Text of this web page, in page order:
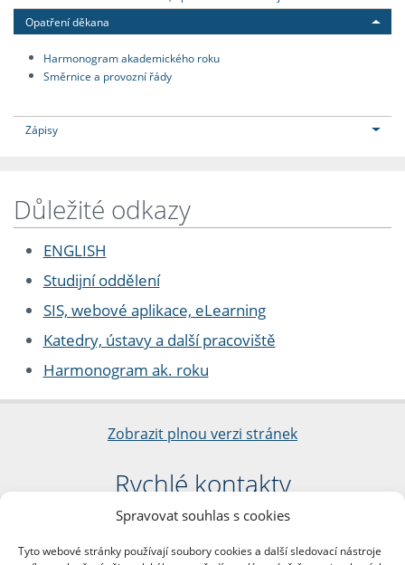
Spravovat souhlas s cookies
Tyto webové stránky používají soubory cookies a další sledovací nástroje
Opatření děkana
Harmonogram akademického roku
Směrnice a provozní řády
Zápisy
Důležité odkazy
ENGLISH
Studijní oddělení
SIS, webové aplikace, eLearning
Katedry, ústavy a další pracoviště
Harmonogram ak. roku
Zobrazit plnou verzi stránek
Rychlé kontakty
Filozofická fakulta
nám. Jana Palacha 1/2